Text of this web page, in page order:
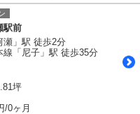
駅前
瀬」駅 徒歩2分
線「尼子」駅 徒歩35分
坪
/0ヶ月